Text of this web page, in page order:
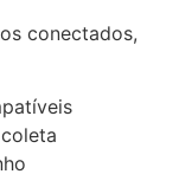
conectados,